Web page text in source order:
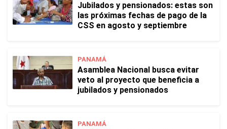
Jubilados y pensionados: estas son
las próximas fechas de pago de la
CSS en agosto y septiembre
PANAMÁ
Asamblea Nacional busca evitar
veto al proyecto que beneficia a
jubilados y pensionados
PANAMÁ